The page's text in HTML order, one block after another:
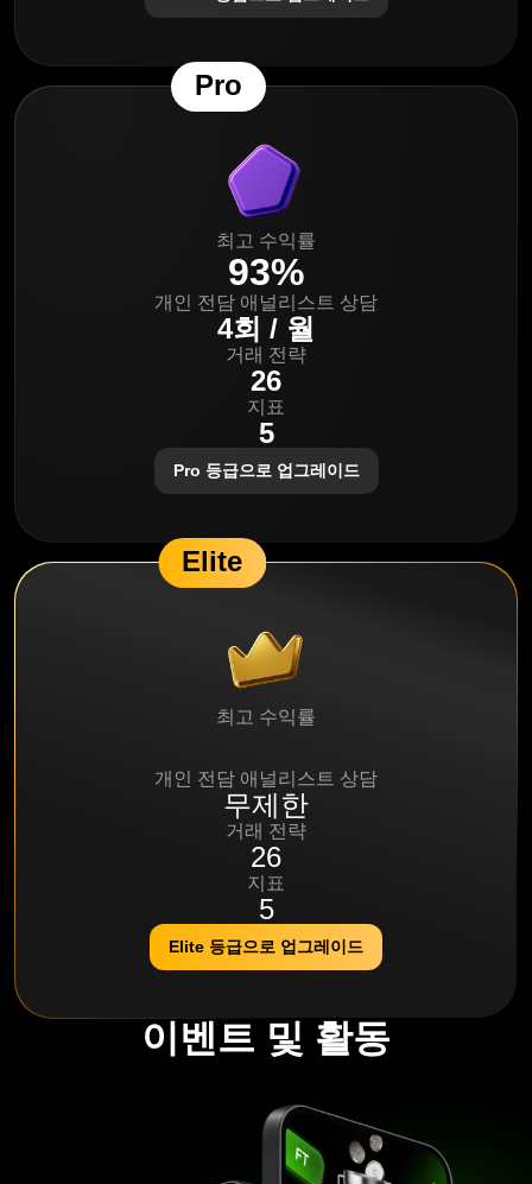
Pro
최고 수익률
93%
개인 전담 애널리스트 상담
4회 / 월
거래 전략
26
지표
5
Pro 등급으로 업그레이드
Elite
최고 수익률
개인 전담 애널리스트 상담
무제한
거래 전략
26
지표
5
Elite 등급으로 업그레이드
이벤트 및 활동